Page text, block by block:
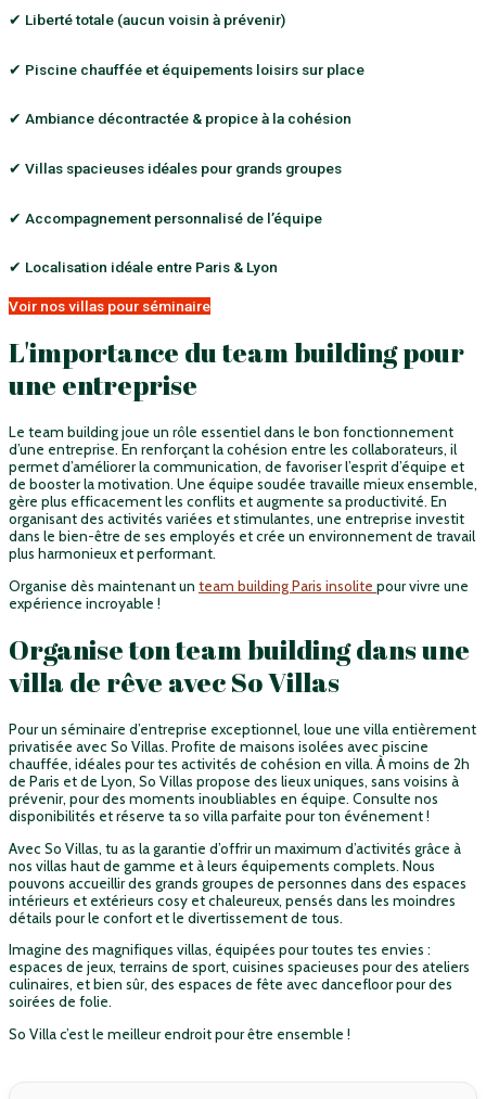
✔ Liberté totale (aucun voisin à prévenir)
✔ Piscine chauffée et équipements loisirs sur place
✔ Ambiance décontractée & propice à la cohésion
✔ Villas spacieuses idéales pour grands groupes
✔ Accompagnement personnalisé de l’équipe
✔ Localisation idéale entre Paris & Lyon
Voir nos villas pour séminaire
L'importance du team building pour
une entreprise
Le team building joue un rôle essentiel dans le bon fonctionnement
d’une entreprise. En renforçant la cohésion entre les collaborateurs, il
permet d’améliorer la communication, de favoriser l’esprit d’équipe et
de booster la motivation. Une équipe soudée travaille mieux ensemble,
gère plus efficacement les conflits et augmente sa productivité. En
organisant des activités variées et stimulantes, une entreprise investit
dans le bien-être de ses employés et crée un environnement de travail
plus harmonieux et performant.
Organise dès maintenant un team building Paris insolite pour vivre une
expérience incroyable !
Organise ton team building dans une
villa de rêve avec So Villas
Pour un séminaire d’entreprise exceptionnel, loue une villa entièrement
privatisée avec So Villas. Profite de maisons isolées avec piscine
chauffée, idéales pour tes activités de cohésion en villa. À moins de 2h
de Paris et de Lyon, So Villas propose des lieux uniques, sans voisins à
prévenir, pour des moments inoubliables en équipe. Consulte nos
disponibilités et réserve ta so villa parfaite pour ton événement !
Avec So Villas, tu as la garantie d’offrir un maximum d’activités grâce à
nos villas haut de gamme et à leurs équipements complets. Nous
pouvons accueillir des grands groupes de personnes dans des espaces
intérieurs et extérieurs cosy et chaleureux, pensés dans les moindres
détails pour le confort et le divertissement de tous.
Imagine des magnifiques villas, équipées pour toutes tes envies :
espaces de jeux, terrains de sport, cuisines spacieuses pour des ateliers
culinaires, et bien sûr, des espaces de fête avec dancefloor pour des
soirées de folie.
So Villa c’est le meilleur endroit pour être ensemble !